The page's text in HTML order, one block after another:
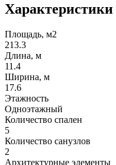
Характеристики
Площадь, м2
213.3
Длина, м
11.4
Ширина, м
17.6
Этажность
Одноэтажный
Количество спален
5
Количество санузлов
2
Архитектурные элементы